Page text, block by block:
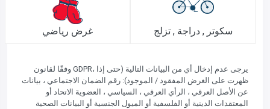
غرض رياضي سكوتر , دراجة , تزلج
وفقًا لقانون GDPR، يرجى عدم إدخال أي من البيانات التالية (حتى إذا
ظهرت على الغرض المفقود / الموجود): رقم الضمان الاجتماعي ، بيانات
عن الأصل العرقي ، الرأي العرقي ، السياسي ، العضوية الاتحاد أو
المعتقدات الدينية أو الفلسفية أو الميول الجنسية أو البيانات الصحية